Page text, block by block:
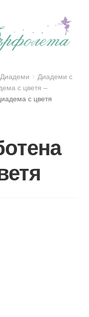
Диадеми
Диадеми с
с цветя –
с цветя